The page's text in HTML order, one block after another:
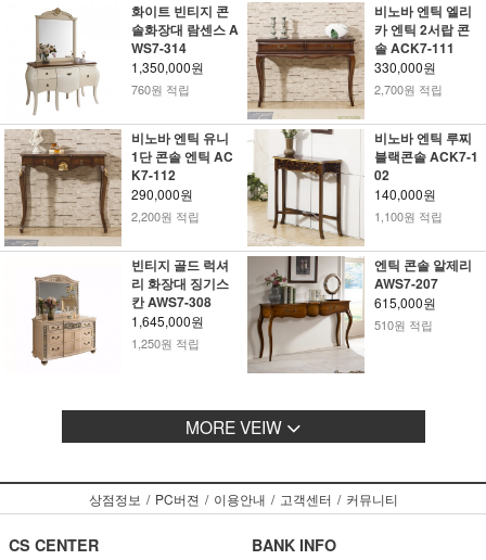
화이트 빈티지 콘
솔화장대 람센스 A
WS7-314
1,350,000원
760원 적립
비노바 엔틱 엘리
카 엔틱 2서랍 콘
솔 ACK7-111
330,000원
2,700원 적립
비노바 엔틱 유니
1단 콘솔 엔틱 AC
K7-112
290,000원
2,200원 적립
비노바 엔틱 루찌
블랙콘솔 ACK7-1
02
140,000원
1,100원 적립
빈티지 골드 럭셔
리 화장대 징기스
칸 AWS7-308
1,645,000원
1,250원 적립
엔틱 콘솔 알제리
AWS7-207
615,000원
510원 적립
MORE VEIW
상점정보 / PC버젼 / 이용안내 / 고객센터 / 커뮤니티
CS CENTER
BANK INFO